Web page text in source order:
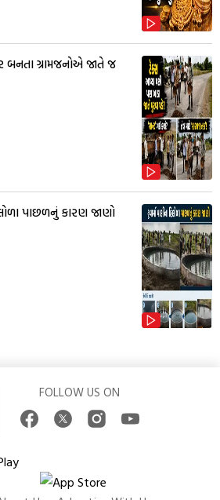
બનતા ગ્રામજનોએ જાતે જ
પાછળનું કારણ જાણો
FOLLOW US ON